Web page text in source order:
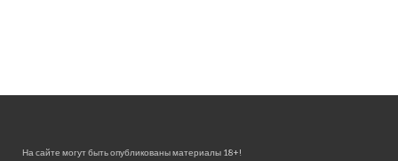
На сайте могут быть опубликованы материалы 18+!